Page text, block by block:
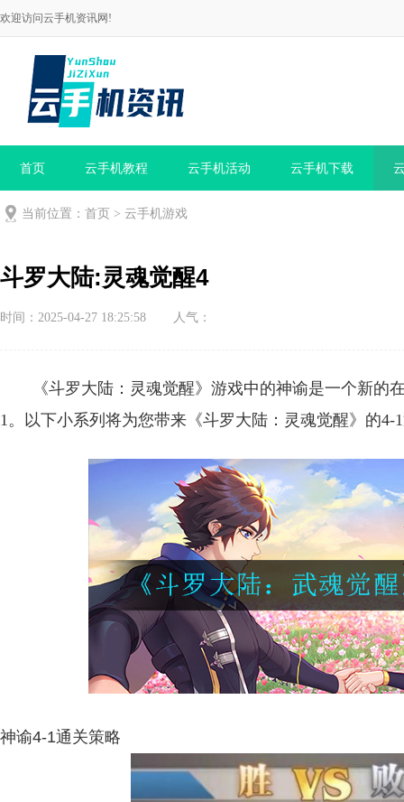
欢迎访问云手机资讯网!
首页 云手机教程 云手机活动 云手机下载
当前位置： 首页 > 云手机游戏
斗罗大陆:灵魂觉醒4
时间：2025-04-27 18:25:58 人气：
《斗罗大陆：灵魂觉醒》游戏中的神谕是一个新
1。以下小系列将为您带来《斗罗大陆：灵魂觉醒》的
神谕4-1通关策略